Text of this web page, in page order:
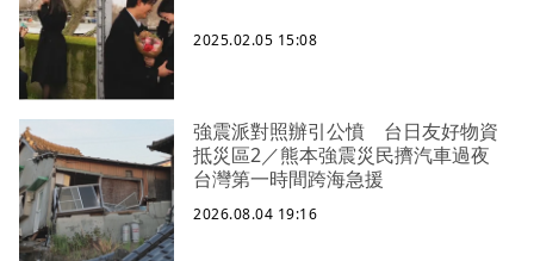
2025.02.05 15:08
強震派對照辦引公憤 台日友好物資
抵災區2／熊本強震災民擠汽車過夜
台灣第一時間跨海急援
2026.08.04 19:16